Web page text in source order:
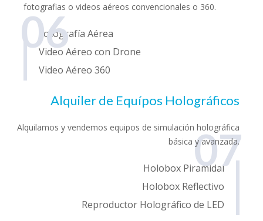
fotografias o videos aéreos convencionales o 360.
06
Fotografía Aérea
Video Aéreo con Drone
Video Aéreo 360
Alquiler de Equípos Holográficos
Alquilamos y vendemos equipos de simulación holográfica
básica y avanzada.
07
Holobox Piramidal
Holobox Reflectivo
Reproductor Holográfico de LED